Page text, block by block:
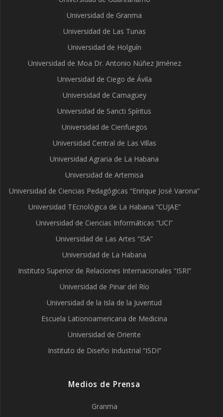
Universidad de Granma
Universidad de Las Tunas
Universidad de Holguín
Universidad de Moa Dr. Antonio Núñez Jiménez
Universidad de Ciego de Ávila
Universidad de Camagüey
Universidad de Sancti Spíritus
Universidad de Cienfuegos
Universidad Central de Las Villas
Universidad Agraria de La Habana
Universidad de Artemisa
Universidad de Ciencias Pedagógicas “Enrique José Varona”
Universidad TEcnológica de La Habana “CUJAE”
Universidad de Ciencias Informáticas “UCI”
Universidad de Las Artes “ISA”
Universidad de La Habana
Instituto Superior de Relaciones Internacionales “ISRI”
Universidad de Pinar del Río
Universidad de la Isla de la Juventud
Escuela Lationoamericana de Medicina
Universidad de Oriente
Instituto de Diseño Industrial “ISDI”
Medios de Prensa
Granma